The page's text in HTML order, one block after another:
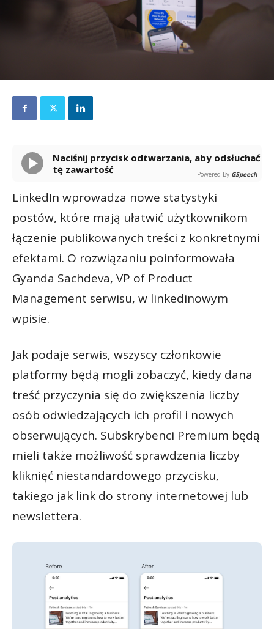
Naciśnij przycisk odtwarzania, aby odsłuchać
tę zawartość
Powered By GSpeech
LinkedIn wprowadza nowe statystyki
postów, które mają ułatwić użytkownikom
łączenie publikowanych treści z konkretnymi
efektami. O rozwiązaniu poinformowała
Gyanda Sachdeva, VP of Product
Management serwisu, w linkedinowym
wpisie.
Jak podaje serwis, wszyscy członkowie
platformy będą mogli zobaczyć, kiedy dana
treść przyczynia się do zwiększenia liczby
osób odwiedzających ich profil i nowych
obserwujących. Subskrybenci Premium będą
mieli także możliwość sprawdzenia liczby
kliknięć niestandardowego przycisku,
takiego jak link do strony internetowej lub
newslettera.